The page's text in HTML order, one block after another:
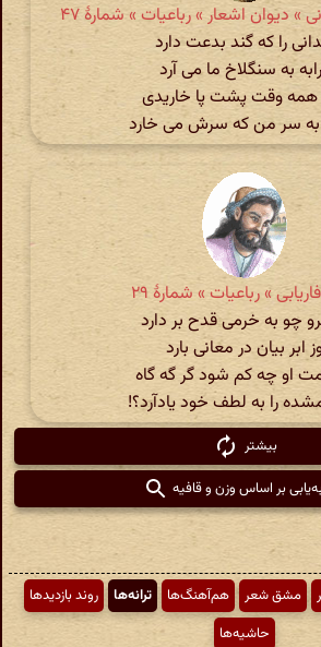
» دیوان اشعار » رباعیات » شمارهٔ ۴۷
را که گند بدعت دارد
به سنگلاخ ما می آرد
همه وقت پشت پا خاریدی
به سر من که سرش می خارد
» رباعیات » شمارهٔ ۲۹
چو به خرمی قدح بر دارد
ابر بیان در معانی بارد
او چه کم شود گر گه گاه
را به لطف خود یادآرد؟!
بیشتر
بر اساس وزن و قافیه
مشق شعر هم‌آهنگ‌ها ترانه‌ها
روند بازدیدها
حاشیه‌ها